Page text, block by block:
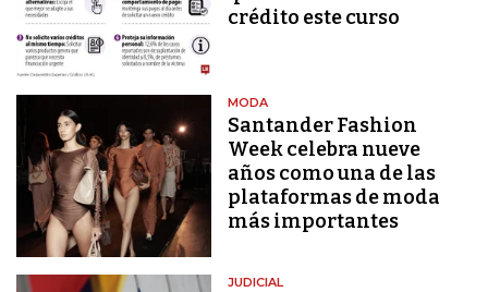
crédito este curso
MODA
Santander Fashion
Week celebra nueve
años como una de las
plataformas de moda
más importantes
JUDICIAL